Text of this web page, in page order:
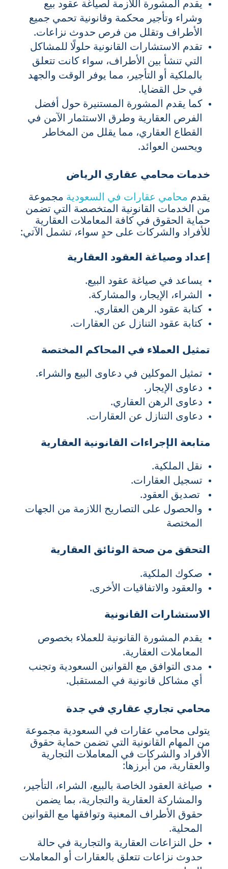
يقدم المشورة اللازمة لصياغة عقود بيع
وشراء وتأجير محكمة وقانونية تحمي جميع
الأطراف وتقلل من فرص حدوث نزاعات.
تقدم الاستشارات القانونية حلولًا للمشاكل
التي تنشأ بين الأطراف، سواء كانت تتعلق
بالملكية أو التأجير، مما يوفر الوقت والجهد
في حل القضايا.
كما يقدم المشورة المستنيرة حول أفضل
الفرص العقارية وطرق الاستثمار الآمن في
القطاع العقاري، مما يقلل من المخاطر
ويحسن العوائد.
خدمات محامي عقاري الرياض
يقدم محامي عقارات في السعودية مجموعة
من الخدمات القانونية المتخصصة التي تضمن
حماية الحقوق في كافة المعاملات العقارية
للأفراد والشركات على حدٍ سواء، تشمل الآتي:
إعداد وصياغة العقود العقارية
يساعد في صياغة عقود البيع.
الشراء، الإيجار، والمشاركة.
كتابة عقود الرهن العقاري.
كتابة عقود التنازل عن العقارات.
تمثيل العملاء في المحاكم المختصة
تمثيل الموكلين في دعاوى البيع والشراء.
دعاوى الإيجار.
دعاوى الرهن العقاري.
دعاوى التنازل عن العقارات.
متابعة الإجراءات القانونية العقارية
نقل الملكية.
تسجيل العقارات.
تصديق العقود.
والحصول على التصاريح اللازمة من الجهات
المختصة
التحقق من صحة الوثائق العقارية
صكوك الملكية.
والعقود والاتفاقيات الأخرى.
الاستشارات القانونية
يقدم المشورة القانونية للعملاء بخصوص
المعاملات العقارية.
مدى التوافق مع القوانين السعودية وتجنب
أي مشاكل قانونية في المستقبل.
محامي تجاري عقاري في جدة
يتولى محامي عقارات في السعودية مجموعة
من المهام القانونية التي تضمن حماية حقوق
الأفراد والشركات في المعاملات التجارية
والعقارية، من أبرزها:
صياغة العقود الخاصة بالبيع، الشراء، التأجير،
والمشاركة العقارية والتجارية، بما يضمن
حقوق الأطراف المعنية وتوافقها مع القوانين
المحلية.
حل النزاعات العقارية والتجارية في حالة
حدوث نزاعات تتعلق بالعقارات أو المعاملات